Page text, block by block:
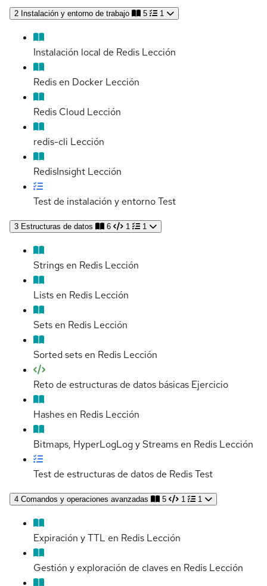
2 Instalación y entorno de trabajo 5 1
Instalación local de Redis Lección
Redis en Docker Lección
Redis Cloud Lección
redis-cli Lección
RedisInsight Lección
Test de instalación y entornoTest
3 Estructuras de datos 6 1 1
Strings en Redis Lección
Lists en Redis Lección
Sets en Redis Lección
Sorted sets en Redis Lección
Reto de estructuras de datos básicas Ejercicio
Hashes en Redis Lección
Bitmaps, HyperLogLog y Streams en Redis Lección
Test de estructuras de datos de RedisTest
4 Comandos y operaciones avanzadas 5 1 1
Expiración y TTL en Redis Lección
Gestión y exploración de claves en Redis Lección